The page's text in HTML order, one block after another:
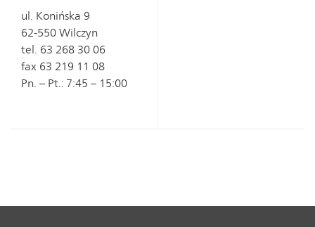
ul. Konińska 9
62-550 Wilczyn
tel. 63 268 30 06
fax 63 219 11 08
Pn. – Pt.: 7:45 – 15:00